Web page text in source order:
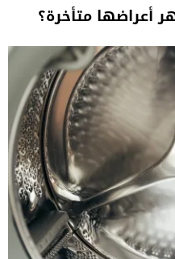
أعراضها متأخرة؟